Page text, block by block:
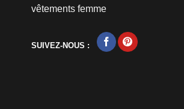
SUIVEZ-NOUS :